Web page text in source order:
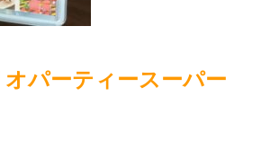
オパーティースーパー